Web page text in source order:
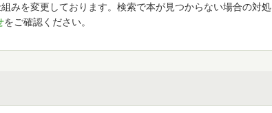
みを変更しております。検索で本が見つからない場合の対処
をご確認ください。